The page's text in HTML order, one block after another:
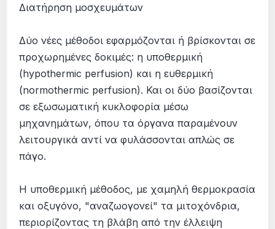
Διατήρηση μοσχευμάτων
Δύο νέες μέθοδοι εφαρμόζονται ή βρίσκονται σε
προχωρημένες δοκιμές: η υποθερμική
(hypothermic perfusion) και η ευθερμική
(normothermic perfusion). Και οι δύο βασίζονται
σε εξωσωματική κυκλοφορία μέσω
μηχανημάτων, όπου τα όργανα παραμένουν
λειτουργικά αντί να φυλάσσονται απλώς σε
πάγο.
Η υποθερμική μέθοδος, με χαμηλή θερμοκρασία
και οξυγόνο, "αναζωογονεί" τα μιτοχόνδρια,
περιορίζοντας τη βλάβη από την έλλειψη